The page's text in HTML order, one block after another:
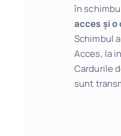
în
acces şi o
Schimbul
Acces, la
Cardurile
sunt